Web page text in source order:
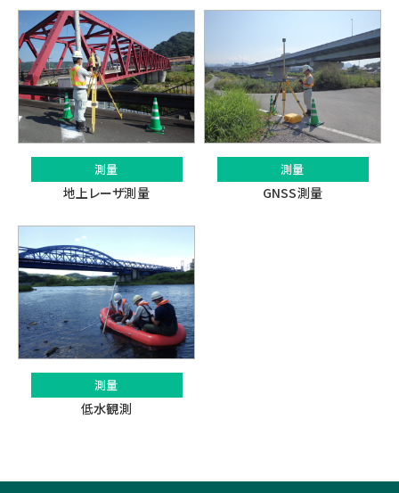
測量
地上レーザ測量
測量
GNSS測量
測量
低水観測